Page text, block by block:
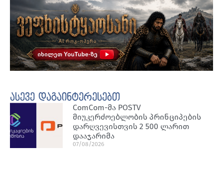
ასევე დაგაინტერესებთ
ComCom-მა POSTV
მიუკერძოებლობის პრინციპების
დარღვევისთვის 2 500 ლარით
დააჯარიმა
07/08/2026